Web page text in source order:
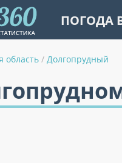
ПОГОДА
область / Долгопрудный